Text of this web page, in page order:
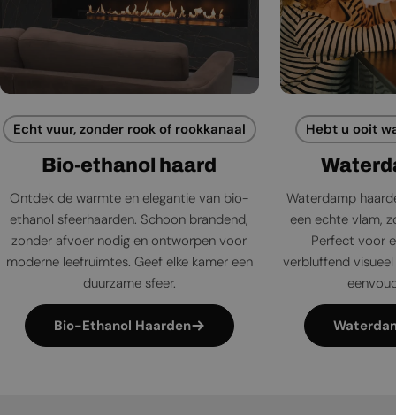
Echt vuur, zonder rook of rookkanaal
Bio-ethanol haard
Ontdek de warmte en elegantie van bio-
ethanol sfeerhaarden. Schoon brandend,
zonder afvoer nodig en ontworpen voor
moderne leefruimtes. Geef elke kamer een
duurzame sfeer.
Bio-Ethanol Haarden
Hebt u ooit
Waterdamp
een echte vlam,
Perfect voor
verbluffend